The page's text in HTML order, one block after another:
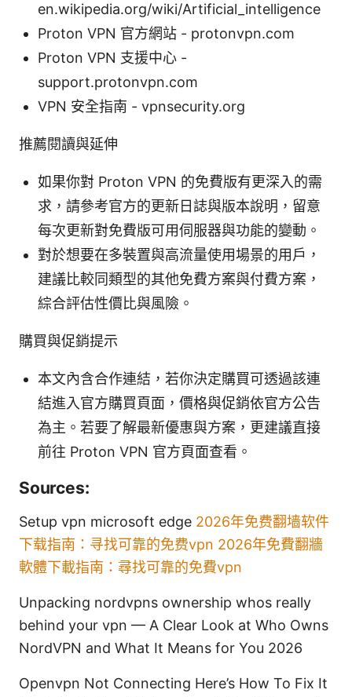
en.wikipedia.org/wiki/Artificial_intelligence
Proton VPN 官方網站 - protonvpn.com
Proton VPN 支援中心 -
support.protonvpn.com
VPN 安全指南 - vpnsecurity.org
推薦閱讀與延伸
如果你對 Proton VPN 的免費版有更深入的需
求，請參考官方的更新日誌與版本說明，留意
每次更新對免費版可用伺服器與功能的變動。
對於想要在多裝置與高流量使用場景的用戶，
建議比較同類型的其他免費方案與付費方案，
綜合評估性價比與風險。
購買與促銷提示
本文內含合作連結，若你決定購買可透過該連
結進入官方購買頁面，價格與促銷依官方公告
為主。若要了解最新優惠與方案，更建議直接
前往 Proton VPN 官方頁面查看。
Sources:
Setup vpn microsoft edge 2026年免费翻墙软件
下载指南：寻找可靠的免费vpn 2026年免費翻牆
軟體下載指南：尋找可靠的免費vpn
Unpacking nordvpns ownership whos really
behind your vpn — A Clear Look at Who Owns
NordVPN and What It Means for You 2026
Openvpn Not Connecting Here’s How To Fix It